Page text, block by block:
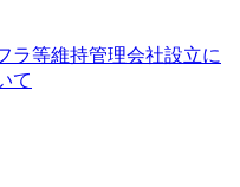
ラ等維持管理会社設立に
て